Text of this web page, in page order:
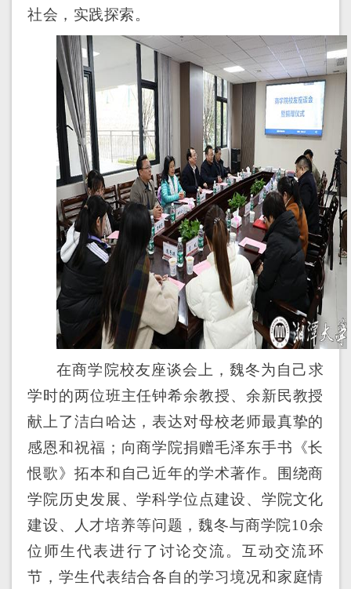
社会，实践探索。
在商学院校友座谈会上，魏冬为自己求
学时的两位班主任钟希余教授、余新民教授
献上了洁白哈达，表达对母校老师最真挚的
感恩和祝福；向商学院捐赠毛泽东手书《长
恨歌》拓本和自己近年的学术著作。围绕商
学院历史发展、学科学位点建设、学院文化
建设、人才培养等问题，魏冬与商学院10余
位师生代表进行了讨论交流。互动交流环
节，学生代表结合各自的学习境况和家庭情